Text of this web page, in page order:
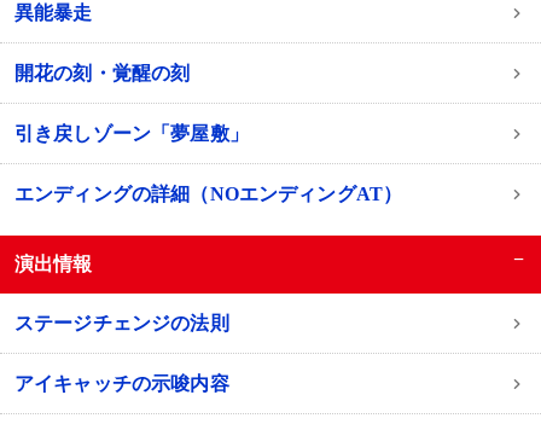
異能暴走
開花の刻・覚醒の刻
引き戻しゾーン「夢屋敷」
エンディングの詳細（NOエンディングAT）
演出情報 −
ステージチェンジの法則
アイキャッチの示唆内容